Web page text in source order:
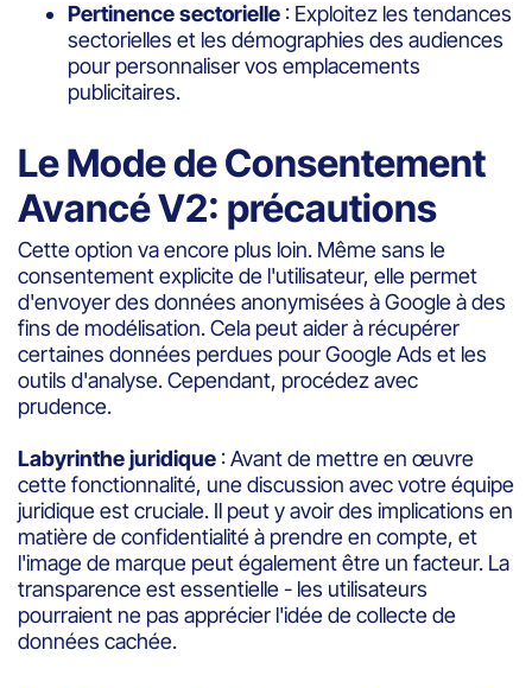
Pertinence sectorielle : Exploitez les tendances
sectorielles et les démographies des audiences
pour personnaliser vos emplacements
publicitaires.
Le Mode de Consentement
Avancé V2: précautions
Cette option va encore plus loin. Même sans le
consentement explicite de l'utilisateur, elle permet
d'envoyer des données anonymisées à Google à des
fins de modélisation. Cela peut aider à récupérer
certaines données perdues pour Google Ads et les
outils d'analyse. Cependant, procédez avec
prudence.
Labyrinthe juridique : Avant de mettre en œuvre
cette fonctionnalité, une discussion avec votre équipe
juridique est cruciale. Il peut y avoir des implications en
matière de confidentialité à prendre en compte, et
l'image de marque peut également être un facteur. La
transparence est essentielle - les utilisateurs
pourraient ne pas apprécier l'idée de collecte de
données cachée.